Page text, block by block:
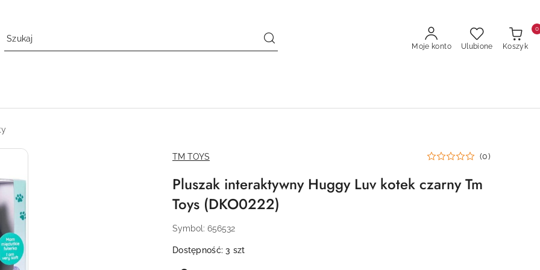
Moje konto Ulubione Koszyk
0
NAZWA
PRODUCENTA:
TM TOYS (0)
Pluszak interaktywny Huggy Luv kotek czarny Tm
Toys (DKO0222)
Symbol: 656532
Dostępność:3 szt